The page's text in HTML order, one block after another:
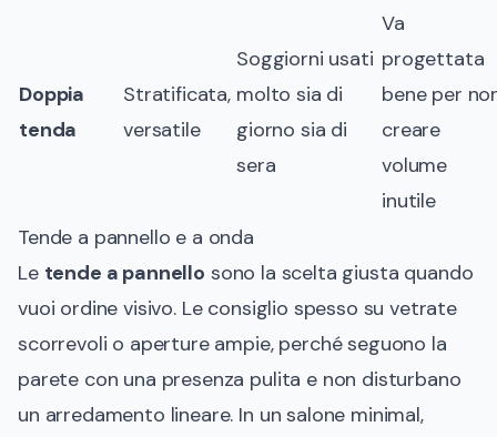
Doppia
tenda
Stratificata,
versatile
Soggiorni usati
molto sia di
giorno sia di
sera
Va
progettata
bene per
creare
volume
inutile
Tende a pannello e a onda
Le tende a pannello sono la scelta giusta quando
vuoi ordine visivo. Le consiglio spesso su vetrate
scorrevoli o aperture ampie, perché seguono la
parete con una presenza pulita e non disturbano
un arredamento lineare. In un salone minimal,